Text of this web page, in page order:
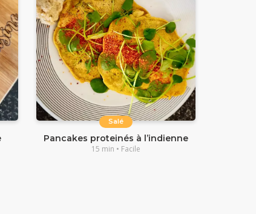
Salé
Pancakes proteinés à l’indienne
15 min • Facile